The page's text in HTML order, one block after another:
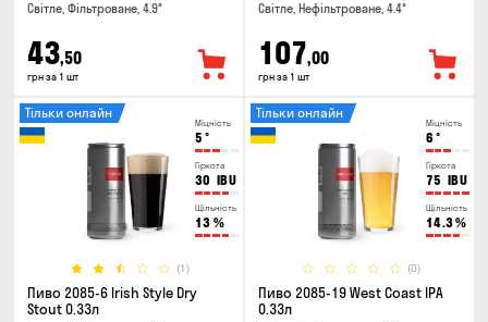
Світле, Фільтроване, 4.9°
43,50
грн за 1 шт
Світле, Нефільтроване, 4.4°
107,00
грн за 1 шт
Міцність
5 °
Гіркота
30 IBU
Щільність
13 %
(1)
Тільки онлайн
Пиво 2085-6 Irish Style Dry
Stout 0.33л
Міцність
6 °
Гіркота
75 IBU
Щільність
14.3%
(0)
Тільки онлайн
Пиво 2085-19 West Coast IPA
0.33л